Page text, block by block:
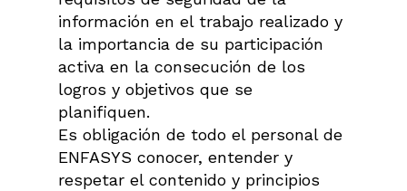
información en el trabajo realizado y
la importancia de su participación
activa en la consecución de los
logros y objetivos que se
planifiquen.
Es obligación de todo el personal de
ENFASYS conocer, entender y
respetar el contenido y principios